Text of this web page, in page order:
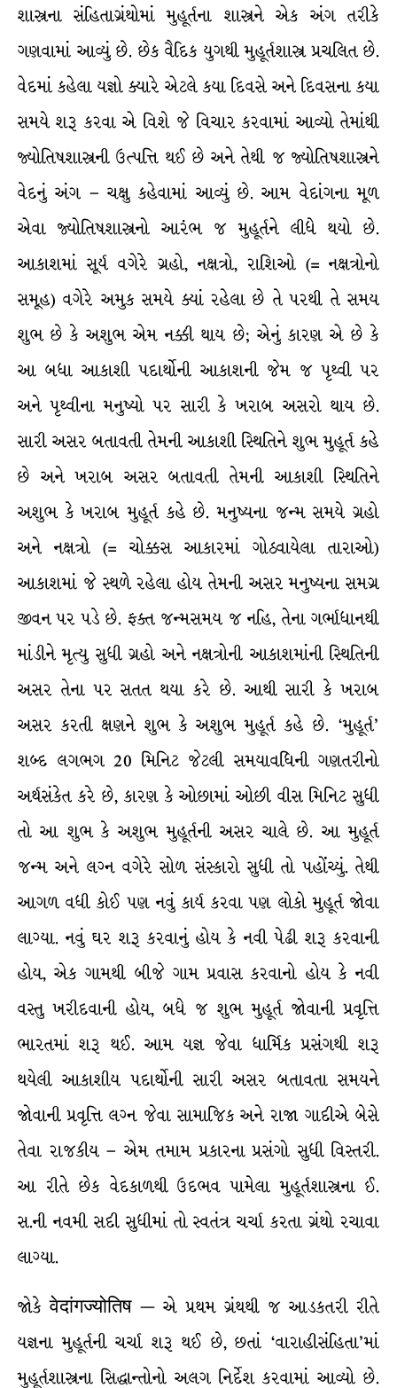
શાસ્ત્રના સંહિતાગ્રંથોમાં મુહૂર્તના શાસ્ત્રને એક અંગ તરીકે
ગણવામાં આવ્યું છે. છેક વૈદિક યુગથી મુહૂર્તશાસ્ત્ર પ્રચલિત છે.
વેદમાં કહેલા યજ્ઞો ક્યારે એટલે કયા દિવસે અને દિવસના કયા
સમયે શરૂ કરવા એ વિશે જે વિચાર કરવામાં આવ્યો તેમાંથી
જ્યોતિષશાસ્ત્રની ઉત્પત્તિ થઈ છે અને તેથી જ જ્યોતિષશાસ્ત્રને
વેદનું અંગ – ચક્ષુ કહેવામાં આવ્યું છે. આમ વેદાંગના મૂળ
એવા જ્યોતિષશાસ્ત્રનો આરંભ જ મુહૂર્તને લીધે થયો છે.
આકાશમાં સૂર્ય વગેરે ગ્રહો, નક્ષત્રો, રાશિઓ (= નક્ષત્રોનો
સમૂહ) વગેરે અમુક સમયે ક્યાં રહેલા છે તે પરથી તે સમય
શુભ છે કે અશુભ એમ નક્કી થાય છે; એનું કારણ એ છે કે
આ બધા આકાશી પદાર્થોની આકાશની જેમ જ પૃથ્વી પર
અને પૃથ્વીના મનુષ્યો પર સારી કે ખરાબ અસરો થાય છે.
સારી અસર બતાવતી તેમની આકાશી સ્થિતિને શુભ મુહૂર્ત કહે
છે અને ખરાબ અસર બતાવતી તેમની આકાશી સ્થિતિને
અશુભ કે ખરાબ મુહૂર્ત કહે છે. મનુષ્યના જન્મ સમયે ગ્રહો
અને નક્ષત્રો (= ચોક્કસ આકારમાં ગોઠવાયેલા તારાઓ)
આકાશમાં જે સ્થળે રહેલા હોય તેમની અસર મનુષ્યના સમગ્ર
જીવન પર પડે છે. ફક્ત જન્મસમય જ નહિ, તેના ગર્ભાધાનથી
માંડીને મૃત્યુ સુધી ગ્રહો અને નક્ષત્રોની આકાશમાંની સ્થિતિની
અસર તેના પર સતત થયા કરે છે. આથી સારી કે ખરાબ
અસર કરતી ક્ષણને શુભ કે અશુભ મુહૂર્ત કહે છે. ‘મુહૂર્ત’
શબ્દ લગભગ 20 મિનિટ જેટલી સમયાવધિની ગણતરીનો
અર્થસંકેત કરે છે, કારણ કે ઓછામાં ઓછી વીસ મિનિટ સુધી
તો આ શુભ કે અશુભ મુહૂર્તની અસર ચાલે છે. આ મુહૂર્ત
જન્મ અને લગ્ન વગેરે સોળ સંસ્કારો સુધી તો પહોંચ્યું. તેથી
આગળ વધી કોઈ પણ નવું કાર્ય કરવા પણ લોકો મુહૂર્ત જોવા
લાગ્યા. નવું ઘર શરૂ કરવાનું હોય કે નવી પેઢી શરૂ કરવાની
હોય, એક ગામથી બીજે ગામ પ્રવાસ કરવાનો હોય કે નવી
વસ્તુ ખરીદવાની હોય, બધે જ શુભ મુહૂર્ત જોવાની પ્રવૃત્તિ
ભારતમાં શરૂ થઈ. આમ યજ્ઞ જેવા ધાર્મિક પ્રસંગથી શરૂ
થયેલી આકાશીય પદાર્થોની સારી અસર બતાવતા સમયને
જોવાની પ્રવૃત્તિ લગ્ન જેવા સામાજિક અને રાજા ગાદીએ બેસે
તેવા રાજકીય – એમ તમામ પ્રકારના પ્રસંગો સુધી વિસ્તરી.
આ રીતે છેક વેદકાળથી ઉદભવ પામેલા મુહૂર્તશાસ્ત્રના ઈ.
સ.ની નવમી સદી સુધીમાં તો સ્વતંત્ર ચર્ચા કરતા ગ્રંથો રચાવા
લાગ્યા.
જોકે वेदांगज्योतिष — એ પ્રથમ ગ્રંથથી જ આડકતરી રીતે
યજ્ઞના મુહૂર્તની ચર્ચા શરૂ થઈ છે, છતાં ‘વારાહીસંહિતા’માં
મુહૂર્તશાસ્ત્રના સિદ્ધાન્તોનો અલગ નિર્દેશ કરવામાં આવ્યો છે.